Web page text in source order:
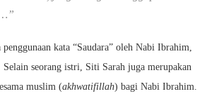
kata “Saudara” oleh Nabi Ibrahim,
Selain seorang istri, Siti Sarah juga merupakan
muslim (akhwatifillah) bagi Nabi Ibrahim.